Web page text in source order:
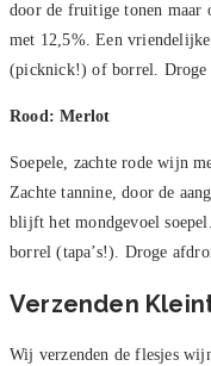
door de fruitige tonen maar
met 12,5%. Een
(picknick!) of borrel. Droge
Rood:Merlot
Soepele, zachte rode wijn
Zachte tannine, door de
blijft het mondgevoel
borrel (tapa’s!). Droge
Verzenden
Wij verzenden de flesjes